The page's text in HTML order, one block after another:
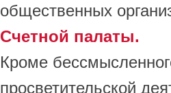
общественных
Счетной палаты.
Кроме
просветительской